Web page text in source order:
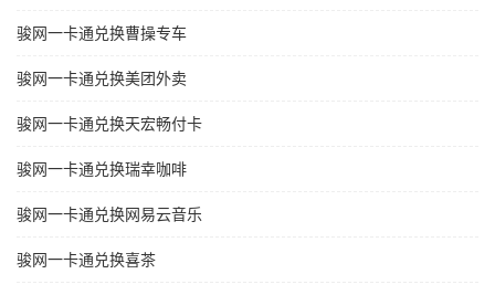
骏网一卡通兑换曹操专车
骏网一卡通兑换美团外卖
骏网一卡通兑换天宏畅付卡
骏网一卡通兑换瑞幸咖啡
骏网一卡通兑换网易云音乐
骏网一卡通兑换喜茶